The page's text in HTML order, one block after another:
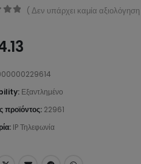
( Δεν υπάρχει καμία
Εξαντλημένο
προϊόντος: 22961
IP Τηλεφωνία